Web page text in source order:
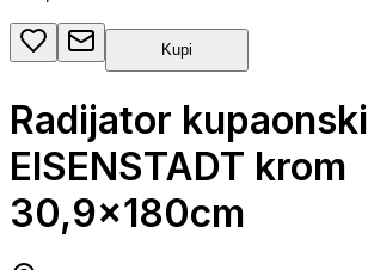
Kupi
Radijator kupaonski
EISENSTADT krom
30,9x180cm